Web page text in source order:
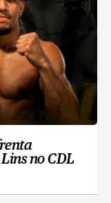
no CDL